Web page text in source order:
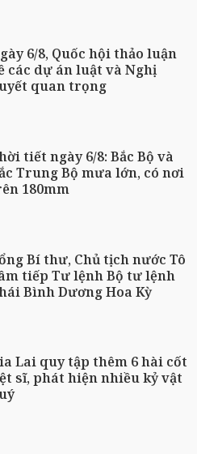
6/8, Quốc hội thảo luận
các dự án luật và Nghị
quan trọng
tiết ngày 6/8: Bắc Bộ và
Trung Bộ mưa lớn, có nơi
180mm
Bí thư, Chủ tịch nước Tô
tiếp Tư lệnh Bộ tư lệnh
Bình Dương Hoa Kỳ
Lai quy tập thêm 6 hài cốt
sĩ, phát hiện nhiều kỷ vật